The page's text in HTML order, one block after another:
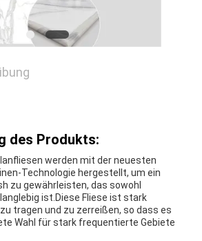
des Produkts:
werden mit der neuesten
Technologie hergestellt, um ein
zu gewährleisten, das sowohl
ist.Diese Fliese ist stark
tragen und zu zerreißen, so dass es
Wahl für stark frequentierte Gebiete